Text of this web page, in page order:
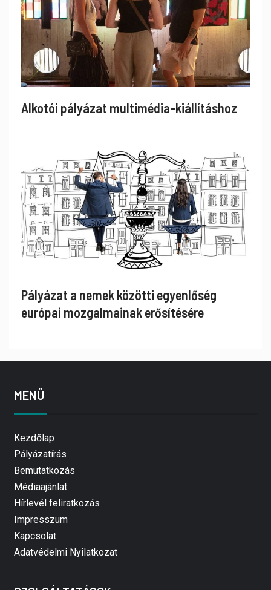
Alkotói pályázat multimédia-kiállításhoz
Pályázat a nemek közötti egyenlőség
európai mozgalmainak erősítésére
MENÜ
Kezdőlap
Pályázatírás
Bemutatkozás
Médiaajánlat
Hírlevél feliratkozás
Impresszum
Kapcsolat
Adatvédelmi Nyilatkozat